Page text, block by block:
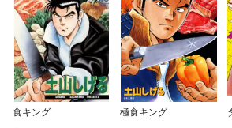
食キング 極食キング